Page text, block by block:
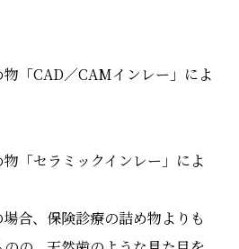
「CAD／CAMインレー」によ
「セラミックインレー」によ
合、保険診療の詰め物よりも